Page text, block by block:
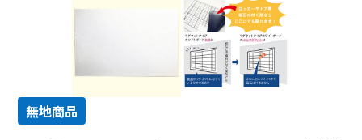
無地商品